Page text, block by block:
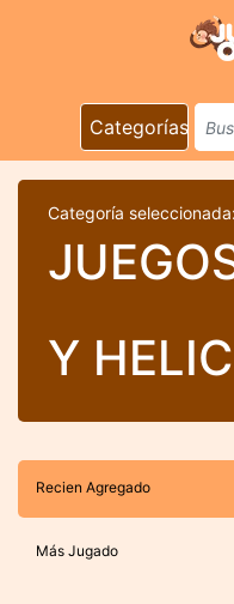
Categorías
Categoría seleccionada:
Y
Recien Agregado
Más Jugado